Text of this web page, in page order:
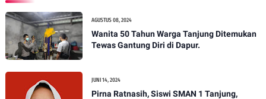
AGUSTUS 08, 2024
Wanita 50 Tahun Warga Tanjung Ditemukan
Tewas Gantung Diri di Dapur.
JUNI 14, 2024
Pirna Ratnasih, Siswi SMAN 1 Tanjung,